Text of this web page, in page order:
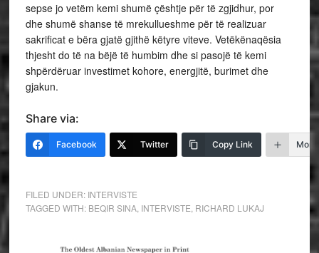
sepse jo vetëm kemi shumë çështje për të zgjidhur, por
dhe shumë shanse të mrekullueshme për të realizuar
sakrificat e bëra gjatë gjithë këtyre viteve. Vetëkënaqësia
thjesht do të na bëjë të humbim dhe si pasojë të kemi
shpërdëruar investimet kohore, energjitë, burimet dhe
gjakun.
Share via:
Facebook Twitter Copy Link More
FILED UNDER: INTERVISTE
TAGGED WITH: BEQIR SINA, INTERVISTE RICHARD LUKAJ